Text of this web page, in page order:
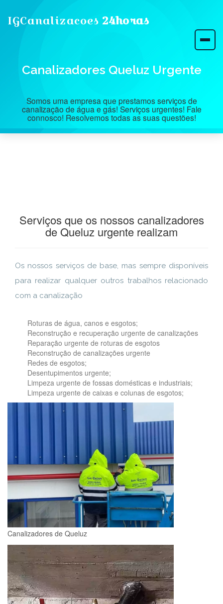
IGCanalizacoes 24horas
Canalizadores Queluz Urgente
Somos uma empresa que prestamos serviços de
canalização de água e gás! Serviços urgentes! Fale
connosco! Resolvemos todas as suas questões!
Serviços que os nossos canalizadores
de Queluz urgente realizam
Os nossos serviços de base, mas sempre disponíveis
para realizar qualquer outros trabalhos relacionado
com a canalização
Roturas de água, canos e esgotos;
Reconstrução e recuperação urgente de canalizações
Reparação urgente de roturas de esgotos
Reconstrução de canalizações urgente
Redes de esgotos;
Desentupimentos urgente;
Limpeza urgente de fossas domésticas e industriais;
Limpeza urgente de caixas e colunas de esgotos;
Canalizadores de Queluz